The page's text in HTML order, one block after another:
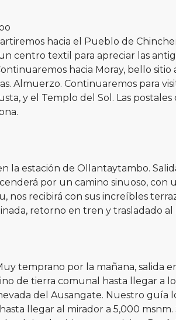
hacia el Pueblo de
centro textil para apreciar las
hacia Moray, bello
Almuerzo. Continuaremos para
y el Templo del Sol. Las
estación de Ollantaytambo.
por un camino sinuoso,
recibirá con sus increíbles
retorno en tren y trasladado
temprano por la mañana, salida
de tierra comunal hasta llegar a
del Ausangate. Nuestro guía
llegar al mirador a 5,000